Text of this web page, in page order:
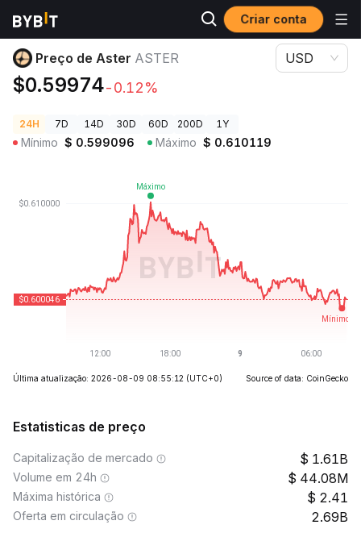
Criar conta
Preços de Criptomoedas Preço de Aster ASTER
Preço de Aster ASTER
$0.59974-0.12%
USD
24H 7D 14D 30D 60D 200D 1Y
Mínimo $ 0.599096 Máximo $ 0.610119
Última atualização: 2026-08-09 08:55:12 (UTC+0) Source of data: CoinGecko
Estatisticas de preço
Capitalização de mercado 1.61B
Volume em 24h 44.08M
Máxima histórica 2.41
Oferta em circulação 2.69B